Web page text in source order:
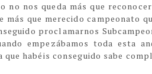
nos queda más que
que merecido campeonato
proclamarnos
empezábamos toda esta
habéis conseguido sabe